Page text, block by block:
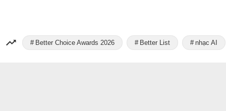
Better Choice Awards 2026 Better List nhạc AI